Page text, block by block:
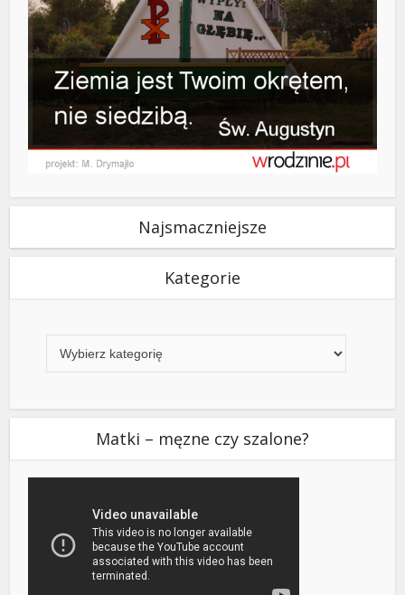
Najsmaczniejsze
Kategorie
Matki – męzne czy szalone?